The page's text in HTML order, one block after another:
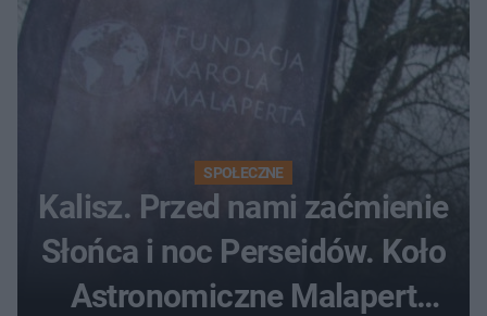
SPOŁECZNE
Kalisz. Przed nami zaćmienie
Słońca i noc Perseidów. Koło
Astronomiczne Malapert